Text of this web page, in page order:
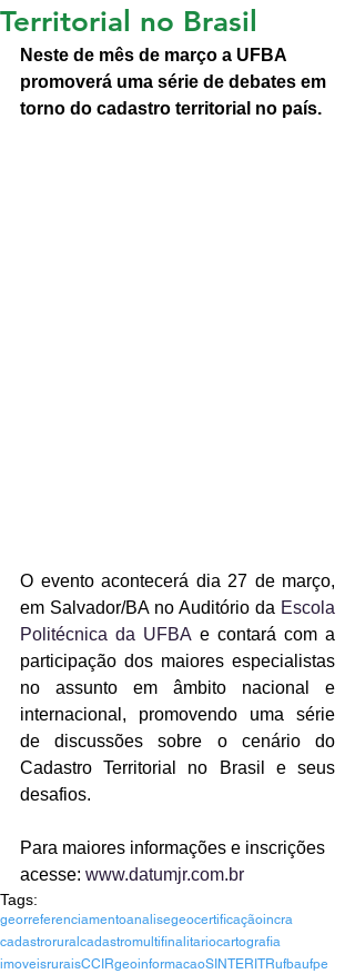
Territorial no Brasil
Neste de mês de março a UFBA
promoverá uma série de debates em
torno do cadastro territorial no país.
O evento acontecerá dia 27 de março,
em Salvador/BA no Auditório da Escola
Politécnica da UFBA e contará com a
participação dos maiores especialistas
no assunto em âmbito nacional e
internacional, promovendo uma série
de discussões sobre o cenário do
Cadastro Territorial no Brasil e seus
desafios.
Para maiores informações e inscrições
acesse: www.datumjr.com.br
Tags:
georreferenciamentoanalisegeocertificaçãoincra
cadastrorural cadastromultifinalitariocartografia
imoveisruraisCCIRgeoinformacaoSINTER ITRufbaufpe